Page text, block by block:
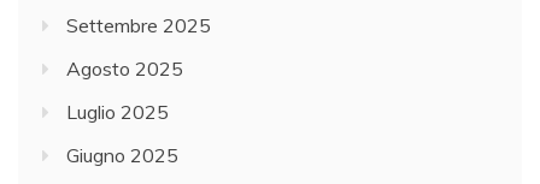
Settembre 2025
Agosto 2025
Luglio 2025
Giugno 2025